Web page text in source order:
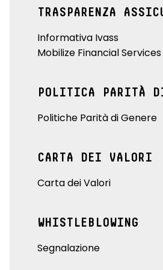
TRASPARENZA
Informativa Ivass
Mobilize Financial Services
POLITICA PARITÀ
Politiche Parità di Genere
CARTA DEI VALORI
Carta dei Valori
WHISTLEBLOWING
Segnalazione